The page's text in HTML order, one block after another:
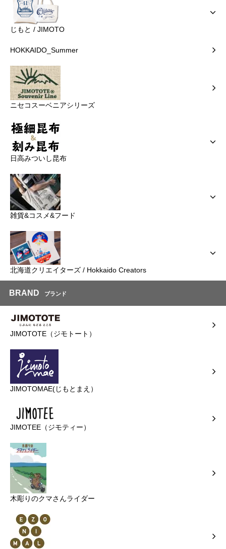
じもと / JIMOTO
HOKKAIDO_Summer
ニセコスーベニアシリーズ
日高みついし昆布
雑貨&コスメ&フード
北海道クリエイターズ / Hokkaido Creators
BRAND ブランド
JIMOTOTE（ジモトート）
JIMOTOMAE(じもとまえ）
JIMOTEE（ジモティー）
木彫りのクマさんライダー